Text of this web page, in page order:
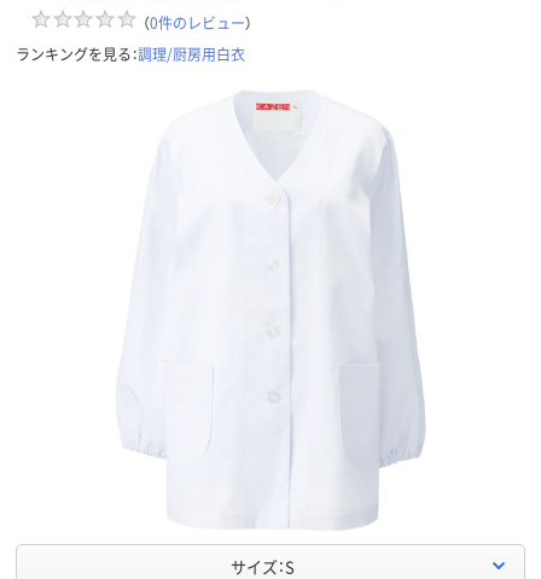
（0件のレビュー）
ランキングを見る：調理/厨房用白衣
サイズ：S